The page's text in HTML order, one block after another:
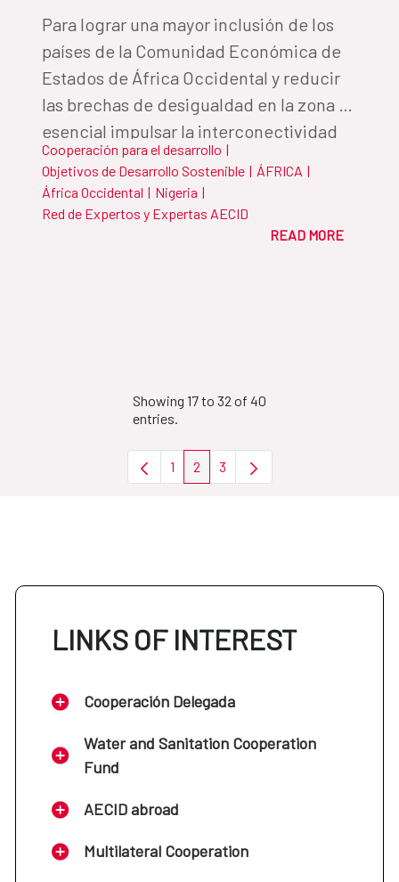
Para lograr una mayor inclusión de los
países de la Comunidad Económica de
Estados de África Occidental y reducir
las brechas de desigualdad en la zona es
esencial impulsar la interconectividad
digital en la región
Cooperación para el desarrollo |
Objetivos de Desarrollo Sostenible | ÁFRICA |
África Occidental | Nigeria |
Red de Expertos y Expertas AECID
READ MORE
Showing 17 to 32 of 40
entries.
Page
1 Page
2 Page
3
LINKS OF INTEREST
Cooperación Delegada
Water and Sanitation Cooperation
Fund
AECID abroad
Multilateral Cooperation